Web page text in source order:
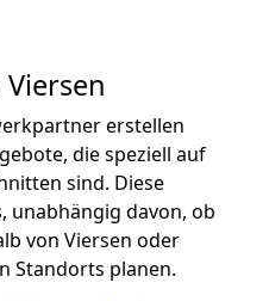
erstellen
die speziell auf
sind. Diese
unabhängig davon, ob
von Viersen oder
Standorts planen.